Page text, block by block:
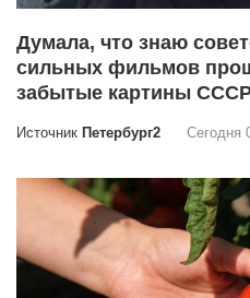
Думала, что знаю
сильных фильмов
забытые картины
Источник Петербург2 Сегодня